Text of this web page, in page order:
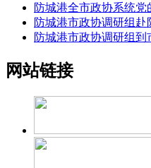
防城港全市政协系统
防城港市政协调研组
防城港市政协调研组
网站链接